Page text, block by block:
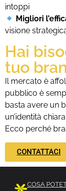
intoppi
Migliori
visione
Hai
tuo
Il mercato è
pubblico è
basta avere un
un’identità
Ecco perché
CONTATTACI
COSA